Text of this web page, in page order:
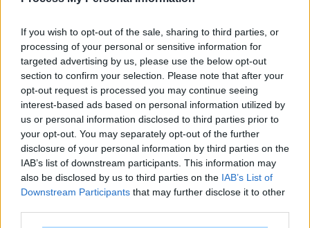
If you wish to opt-out of the sale, sharing to third parties, or
processing of your personal or sensitive information for
targeted advertising by us, please use the below opt-out
section to confirm your selection. Please note that after your
opt-out request is processed you may continue seeing
interest-based ads based on personal information utilized by
us or personal information disclosed to third parties prior to
your opt-out. You may separately opt-out of the further
disclosure of your personal information by third parties on the
IAB’s list of downstream participants. This information may
also be disclosed by us to third parties on the IAB’s List of
Downstream Participants that may further disclose it to other
Vielen Dank,